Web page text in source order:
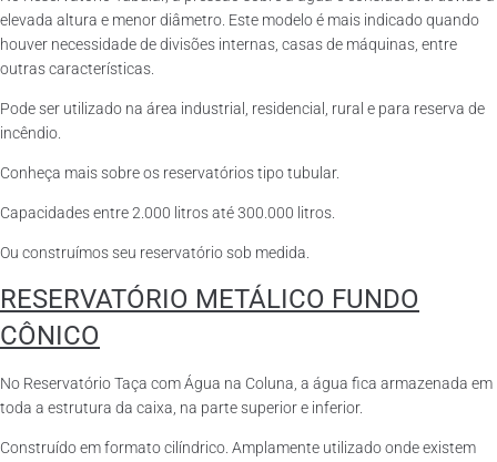
elevada altura e menor diâmetro. Este modelo é mais indicado quando
houver necessidade de divisões internas, casas de máquinas, entre
outras características.
Pode ser utilizado na área industrial, residencial, rural e para reserva de
incêndio.
Conheça mais sobre os reservatórios tipo tubular.
Capacidades entre 2.000 litros até 300.000 litros.
Ou construímos seu reservatório sob medida.
RESERVATÓRIO METÁLICO FUNDO
CÔNICO
No Reservatório Taça com Água na Coluna, a água fica armazenada em
toda a estrutura da caixa, na parte superior e inferior.
Construído em formato cilíndrico. Amplamente utilizado onde existem